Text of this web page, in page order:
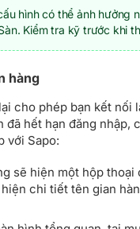
hình có thể ảnh hưởng
Kiểm tra kỹ trước khi
hàng
cho phép bạn kết nối
đã hết hạn đăng nhập,
với Sapo:
sẽ hiện một hộp thoại
chi tiết tên gian